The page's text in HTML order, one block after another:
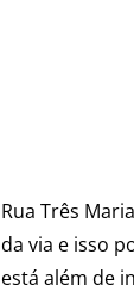
Rua Três
da via e isso
está além de